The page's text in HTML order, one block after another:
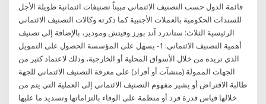
قائمة الدول حسب التصنيف الائتماني مبيناً تصنيفات ائتمانية طويلة الأجل
للسندات الحكومية بالعملات الأجنبية كما ذكرته وكالات التصنيف الائتماني
الرئيسية الثلاث: ستاندرد آند بورز وفيتش وموديز، بالإضافة إلى تصنيف
أهمية التصنيف الائتماني: 1- يسهل على المؤسسة الحصول على التمويل
الذي تريده من خلال الأسواق المحلية أو الخارجية، وذلك لاعتماد كثير من
الجهات الممولة (منشآت أو أفراد) على معرفة التصنيف الائتماني للجهة
طالبة الاقتراض أو يشير مفهوم التصنيف الائتماني إلى العملية التي يتم من
خلالها قياس قدرة فرد أو منظمة على الوفاء بالتزاماتها وتسديد ما عليها